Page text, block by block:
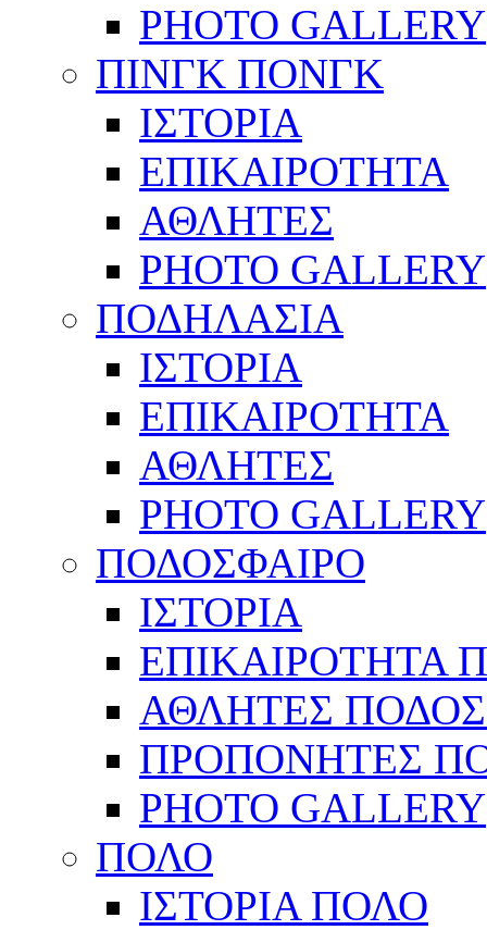
PHOTO GALLERY
ΠΙΝΓΚ ΠΟΝΓΚ
ΙΣΤΟΡΙΑ
ΕΠΙΚΑΙΡΟΤΗΤΑ
ΑΘΛΗΤΕΣ
PHOTO GALLERY
ΠΟΔΗΛΑΣΙΑ
ΙΣΤΟΡΙΑ
ΕΠΙΚΑΙΡΟΤΗΤΑ
ΑΘΛΗΤΕΣ
PHOTO GALLERY
ΠΟΔΟΣΦΑΙΡΟ
ΙΣΤΟΡΙΑ
ΕΠΙΚΑΙΡΟΤΗΤΑ
ΑΘΛΗΤΕΣ
ΠΡΟΠΟΝΗΤΕΣ
PHOTO GALLERY
ΠΟΛΟ
ΙΣΤΟΡΙΑ ΠΟΛΟ